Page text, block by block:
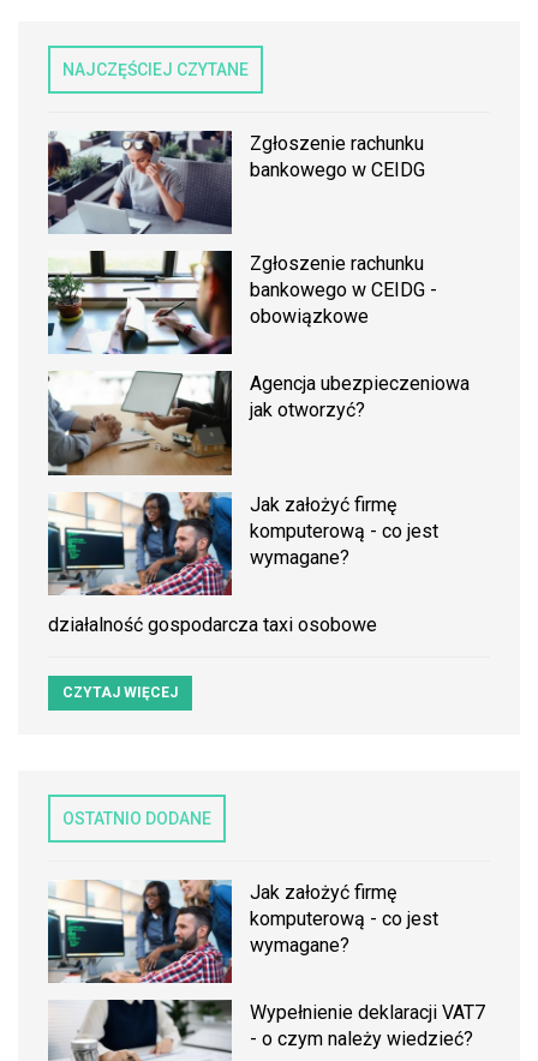
NAJCZĘŚCIEJ CZYTANE
Zgłoszenie rachunku
bankowego w CEIDG
Zgłoszenie rachunku
bankowego w CEIDG -
obowiązkowe
Agencja ubezpieczeniowa
jak otworzyć?
Jak założyć firmę
komputerową - co jest
wymagane?
działalność gospodarcza taxi osobowe
CZYTAJ WIĘCEJ
OSTATNIO DODANE
Jak założyć firmę
komputerową - co jest
wymagane?
Wypełnienie deklaracji VAT7
- o czym należy wiedzieć?